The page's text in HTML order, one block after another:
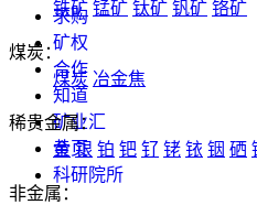
求购
矿权
合作
知道
矿业汇
黄页
科研院所
铁矿 锰矿 钛矿 钒矿 铬矿
煤炭：
煤炭 冶金焦
稀贵金属：
金 银 铂 钯 钌 铑 铱 铟 硒
非金属：